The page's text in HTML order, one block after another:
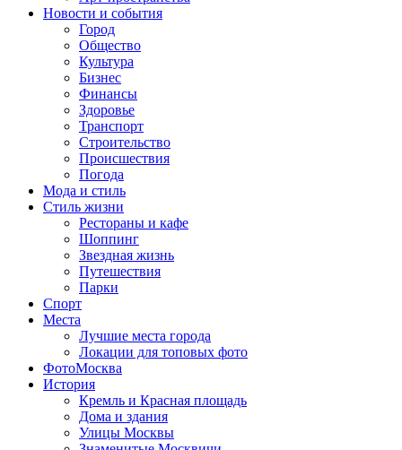
Новости и события
Город
Общество
Культура
Бизнес
Финансы
Здоровье
Транспорт
Строительство
Происшествия
Погода
Мода и стиль
Стиль жизни
Рестораны и кафе
Шоппинг
Звездная жизнь
Путешествия
Парки
Спорт
Места
Лучшие места города
Локации для топовых фото
ФотоМосква
История
Кремль и Красная площадь
Дома и здания
Улицы Москвы